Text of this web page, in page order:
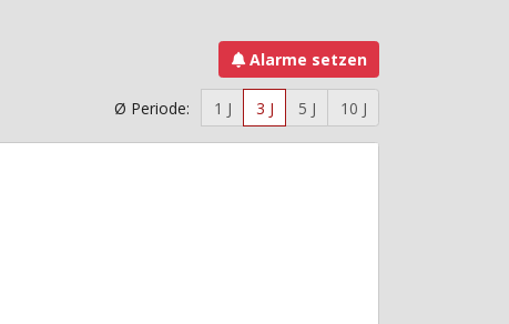
Alarme setzen
Ø Periode: 1 J 3 J 5 J 10 J